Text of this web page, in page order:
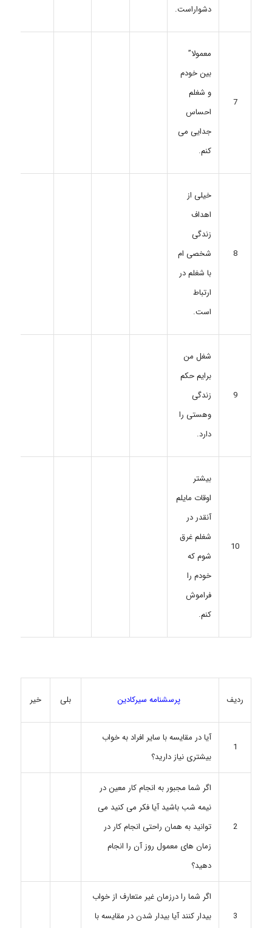
دشواراست.
7
معمولا”
بین خودم
و شغلم
احساس
جدایی می
کنم.
8
خیلی از
اهداف
زندگی
شخصی ام
با شغلم در
ارتباط
است.
9
شغل من
برایم حکم
زندگی
وهستی را
دارد.
10
بیشتر
اوقات مایلم
آنقدر در
شغلم غرق
شوم که
خودم را
فراموش
کنم.
ردیف پرسشنامه سیرکادین بلی خیر
1
آیا در مقایسه با سایر افراد به خواب
بیشتری نیاز دارید؟
2
اگر شما مجبور به انجام کار معین در
نیمه شب باشید آیا فکر می کنید می
توانید به همان راحتی انجام کار در
زمان های معمول روز آن را انجام
دهید؟
3
اگر شما را درزمان غیر متعارف از خواب
بیدار کنند آیا بیدار شدن در مقایسه با